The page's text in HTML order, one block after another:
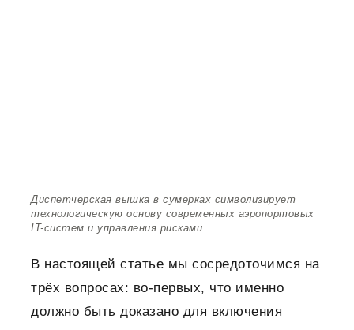
Диспетчерская вышка в сумерках символизирует
технологическую основу современных аэропортовых
IT-систем и управления рисками
В настоящей статье мы сосредоточимся на
трёх вопросах: во-первых, что именно
должно быть доказано для включения